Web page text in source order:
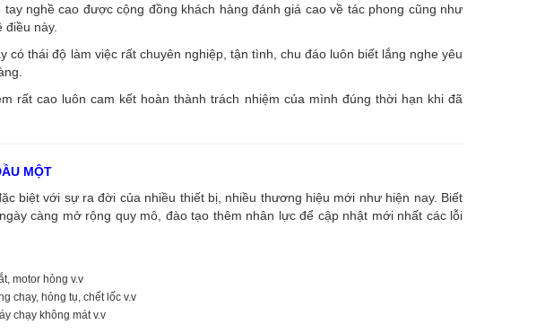
nghề cao được cộng đồng khách hàng đánh giá cao về tác phong cũng như
này.
có thái độ làm việc rất chuyên nghiệp, tận tình, chu đáo luôn biết lắng nghe yêu
rất cao luôn cam kết hoàn thành trách nhiệm của mình đúng thời hạn khi đã
MỘT
biệt với sự ra đời của nhiều thiết bị, nhiều thương hiệu mới như hiện nay. Biết
càng mở rộng quy mô, đào tạo thêm nhân lực để cập nhật mới nhất các lỗi
motor hỏng v.v
chạy, hỏng tụ, chết lốc v.v
chạy không mát v.v